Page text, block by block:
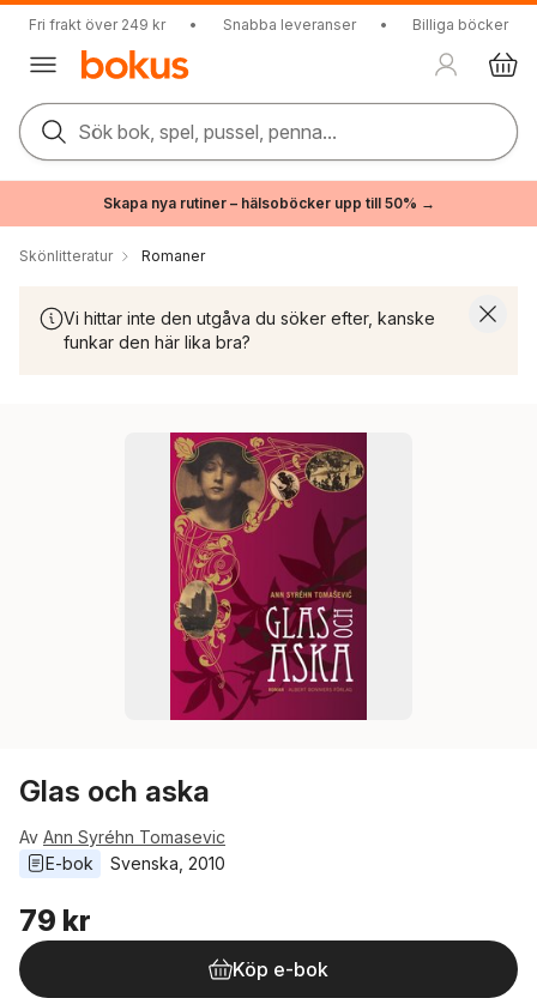
Fri frakt över 249 kr • Snabba leveranser • Billiga böcker
Sök bok, spel, pussel, penna...
Skapa nya rutiner – hälsoböcker upp till 50% →
Skönlitteratur Romaner
Vi hittar inte den utgåva du söker efter, kanske
funkar den här lika bra?
Glas och aska
Av Ann Syréhn Tomasevic
E-bok
Svenska 2010
79 kr
Köp e-bok